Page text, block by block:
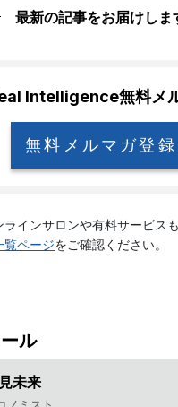
最新の記事をお届けしま
Intelligence無料メ
無料メルマガ登録
ラインサロンや有料サービス
覧ページをご確認ください。
ル
未来